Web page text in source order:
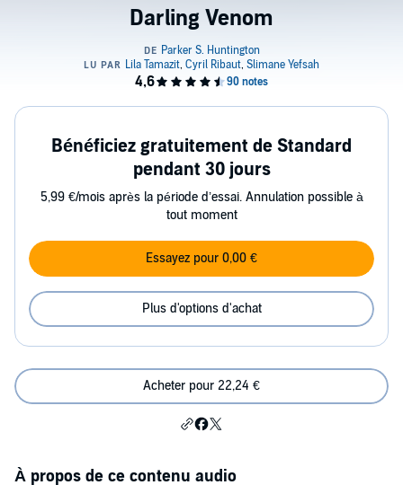
Darling Venom
Bénéficiez gratuitement de Standard
pendant 30 jours
5,99 €/mois après la période d’essai. Annulation possible à
tout moment
Essayez pour 0,00 €
Plus d'options d'achat
Acheter pour 22,24 €
À propos de ce contenu audio